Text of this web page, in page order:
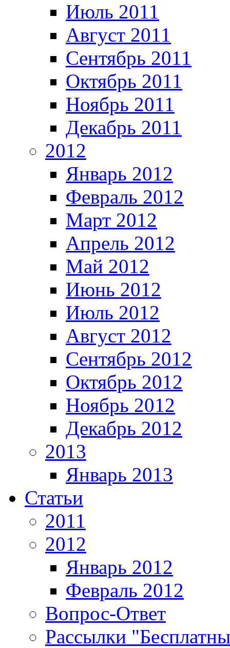
Июль 2011
Август 2011
Сентябрь 2011
Октябрь 2011
Ноябрь 2011
Декабрь 2011
2012
Январь 2012
Февраль 2012
Март 2012
Апрель 2012
Май 2012
Июнь 2012
Июль 2012
Август 2012
Сентябрь 2012
Октябрь 2012
Ноябрь 2012
Декабрь 2012
2013
Январь 2013
Статьи
2011
2012
Январь 2012
Февраль 2012
Вопрос-Ответ
Рассылки